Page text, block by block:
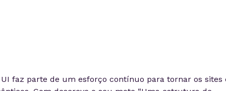
faz parte de um esforço contínuo para tornar os sites